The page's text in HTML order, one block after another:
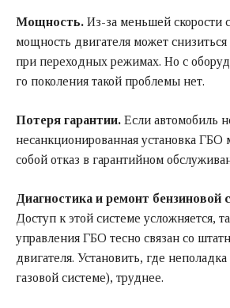
Мощность. Из-за меньшей скорости
мощность двигателя может
при переходных режимах. Но с
го поколения такой проблемы нет.
Потеря гарантии. Если автомобиль
несанкционированная установка ГБО
собой отказ в гарантийном
Диагностика и ремонт бензиновой
Доступ к этой системе усложняется,
управления ГБО тесно связан со
двигателя. Установить, где
газовой системе), труднее.